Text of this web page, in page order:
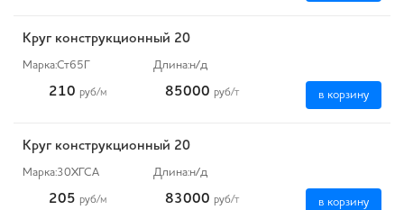
Круг конструкционный 20
Марка:Ст65Г Длина:н/д
210 руб/м 85000 руб/т в корзину
Круг конструкционный 20
Марка:30ХГСА Длина:н/д
205 руб/м 83000 руб/т в корзину